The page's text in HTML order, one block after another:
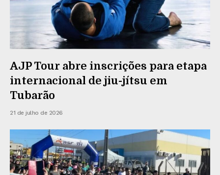
AJP Tour abre inscrições para etapa
internacional de jiu-jítsu em
Tubarão
21 de julho de 2026